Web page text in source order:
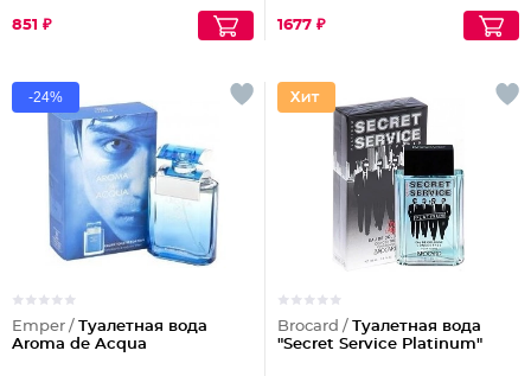
851 ₽ 1677 ₽
-24%
Emper / Туалетная вода
Aroma de Acqua
Brocard / Туалетная вода
"Secret Service Platinum"